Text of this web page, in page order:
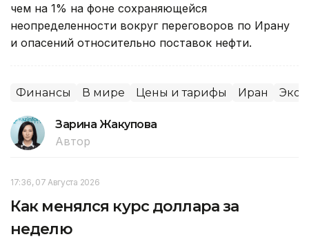
чем на 1% на фоне сохраняющейся
неопределенности вокруг переговоров по Ирану
и опасений относительно поставок нефти.
Финансы В мире Цены и тарифы Иран
Зарина Жакупова
Автор
17:36, 07 Августа 2026
Как менялся курс доллара за
неделю